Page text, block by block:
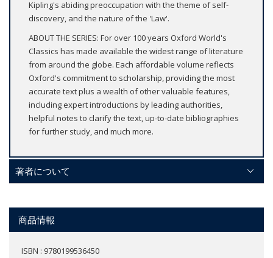
Kipling's abiding preoccupation with the theme of self-
discovery, and the nature of the 'Law'.
ABOUT THE SERIES: For over 100 years Oxford World's
Classics has made available the widest range of literature
from around the globe. Each affordable volume reflects
Oxford's commitment to scholarship, providing the most
accurate text plus a wealth of other valuable features,
including expert introductions by leading authorities,
helpful notes to clarify the text, up-to-date bibliographies
for further study, and much more.
著者について
商品情報
ISBN : 9780199536450